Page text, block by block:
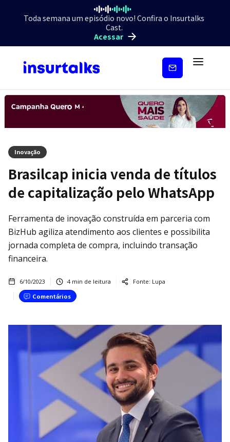
Toda semana um episódio novo! Confira o Insurtalks
Cast.
Acessar
Inscreva-
Inovação
Brasilcap inicia venda de títulos
de capitalização pelo WhatsApp
Ferramenta de inovação construída em parceria com
BizHub agiliza atendimento aos clientes e possibilita
jornada completa de compra, incluindo transação
financeira.
6/10/2023 4min de leitura Fonte: Lupa
Comentários